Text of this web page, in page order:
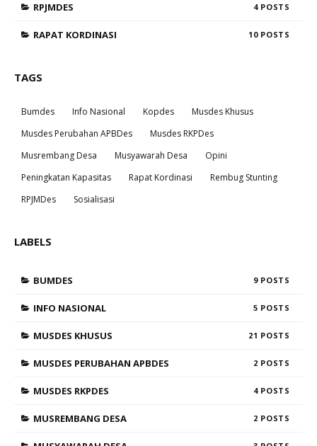
RPJMDES 4
RAPAT KORDINASI 10
TAGS
Bumdes Info Nasional Kopdes
Musdes Khusus
Musdes Perubahan APBDes
Musdes RKPDes
Musrembang Desa
Musyawarah Desa
Opini
Peningkatan Kapasitas
Rapat Kordinasi
Rembug Stunting
RPJMDes
Sosialisasi
LABELS
BUMDES 9
INFO NASIONAL 5
MUSDES KHUSUS 21
MUSDES PERUBAHAN APBDES 2
MUSDES RKPDES 4
MUSREMBANG DESA 2